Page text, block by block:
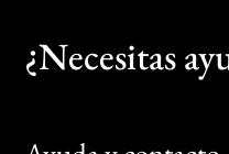
¿Necesitas